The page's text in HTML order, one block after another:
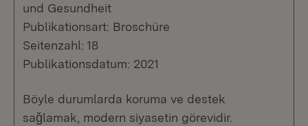
und Gesundheit
Publikationsart: Broschüre
Seitenzahl: 18
Publikationsdatum: 2021
Böyle durumlarda koruma ve destek
saǧlamak, modern siyasetin görevidir.